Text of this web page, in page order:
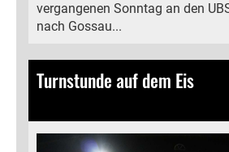
vergangenen Sonntag an den
nach Gossau...
Turnstunde auf dem Eis